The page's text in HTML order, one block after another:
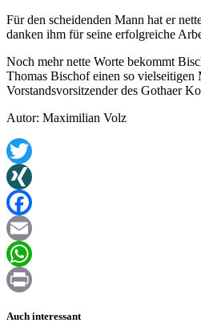
Für den scheidenden Mann hat er
danken ihm für seine erfolgreiche
Noch mehr nette Worte bekommt
Thomas Bischof einen so
Vorstandsvorsitzender des Gothaer
Autor: Maximilian Volz
Twitter
XING
Facebook
Email
WhatsApp
Auch interessant